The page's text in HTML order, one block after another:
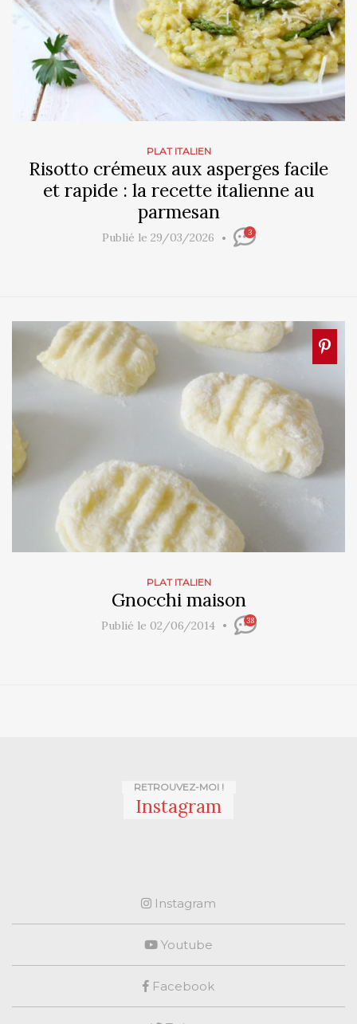
PLAT ITALIEN
Risotto crémeux aux asperges facile
et rapide : la recette italienne au
parmesan
Publié le 29/03/2026 3
PLAT ITALIEN
Gnocchi maison
Publié le 02/06/2014 38
RETROUVEZ-MOI !
Instagram
Instagram
Youtube
Facebook